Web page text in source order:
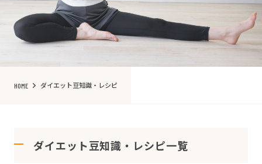
HOME ダイエット豆知識・レシピ
ダイエット豆知識・レシピ一覧